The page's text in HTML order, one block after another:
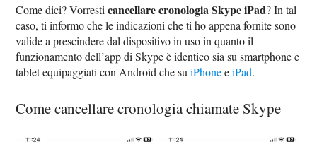
Come dici? Vorresticancellare cronologia Skype iPad? In tal
caso, ti informo che le indicazioni che ti ho appena fornite sono
valide a prescindere dal dispositivo in uso in quanto il
funzionamento dell’app di Skype è identico sia su smartphone e
tablet equipaggiati con Android che suiPhoneeiPad.
Come cancellare cronologia chiamate Skype